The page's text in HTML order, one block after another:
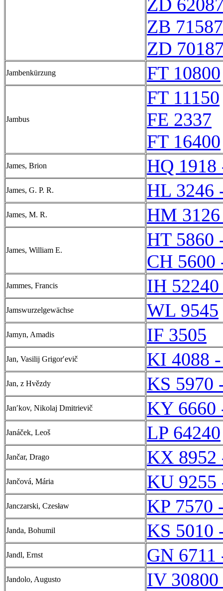
ZD
ZB 71587
ZD
Jambenkürzung FT 10800
Jambus
FT 11150
FE 2337
FT 16400
James, Brion HQ 1918
James, G. P. R. HL 3246
James, M. R. HM
James, William E.
HT 5860
CH 5600
Jammes, Francis IH
Jamswurzelgewächse WL 9545
Jamyn, Amadis IF 3505
Jan, Vasilij Grigorʹevič KI 4088
Jan, z Hvězdy KS 5970
Janʹkov, Nikolaj Dmitrievič KY 6660
Janáček, Leoš LP 64240
Jančar, Drago KX 8952
Jančová, Mária KU 9255
Janczarski, Czesław KP 7570
Janda, Bohumil KS 5010
Jandl, Ernst GN 6711
Jandolo, Augusto IV